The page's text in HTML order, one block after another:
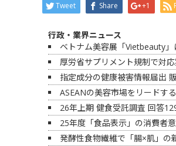
Tweet Share +1
行政・業界ニュース
ベトナム美容展「Vietbeauty
厚労省サプリメント規制で対
指定成分の健康被害情報届出
ASEANの美容市場をリードす
26年上期 健食受託調査 回答
25年度「食品表示」の消費者
発酵性食物繊維で「腸×肌」の